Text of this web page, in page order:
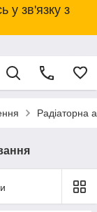
у зв'язку з
Радіаторна